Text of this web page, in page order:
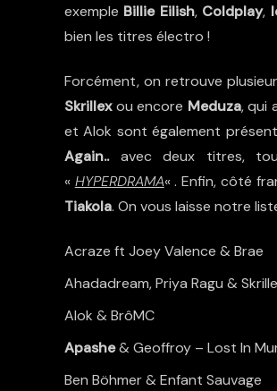
exemple Billie Eilish, Coldplay,
bien les titres électro !
Forcément, on retrouve
Skrillex ou encore Meduza, qui
et Alok sont également
Again..avec deux titres,
« HYPERDRAMA« . Enfin, côté
Tiakola. On vous laisse notre l
Acraze ft Joey Valence & Brae
Ahadadream, Priya Ragu &
Alok & BrôMC
Apashe& Geoffroy – Lost In
Ben Böhmer & Enfant Sauvage